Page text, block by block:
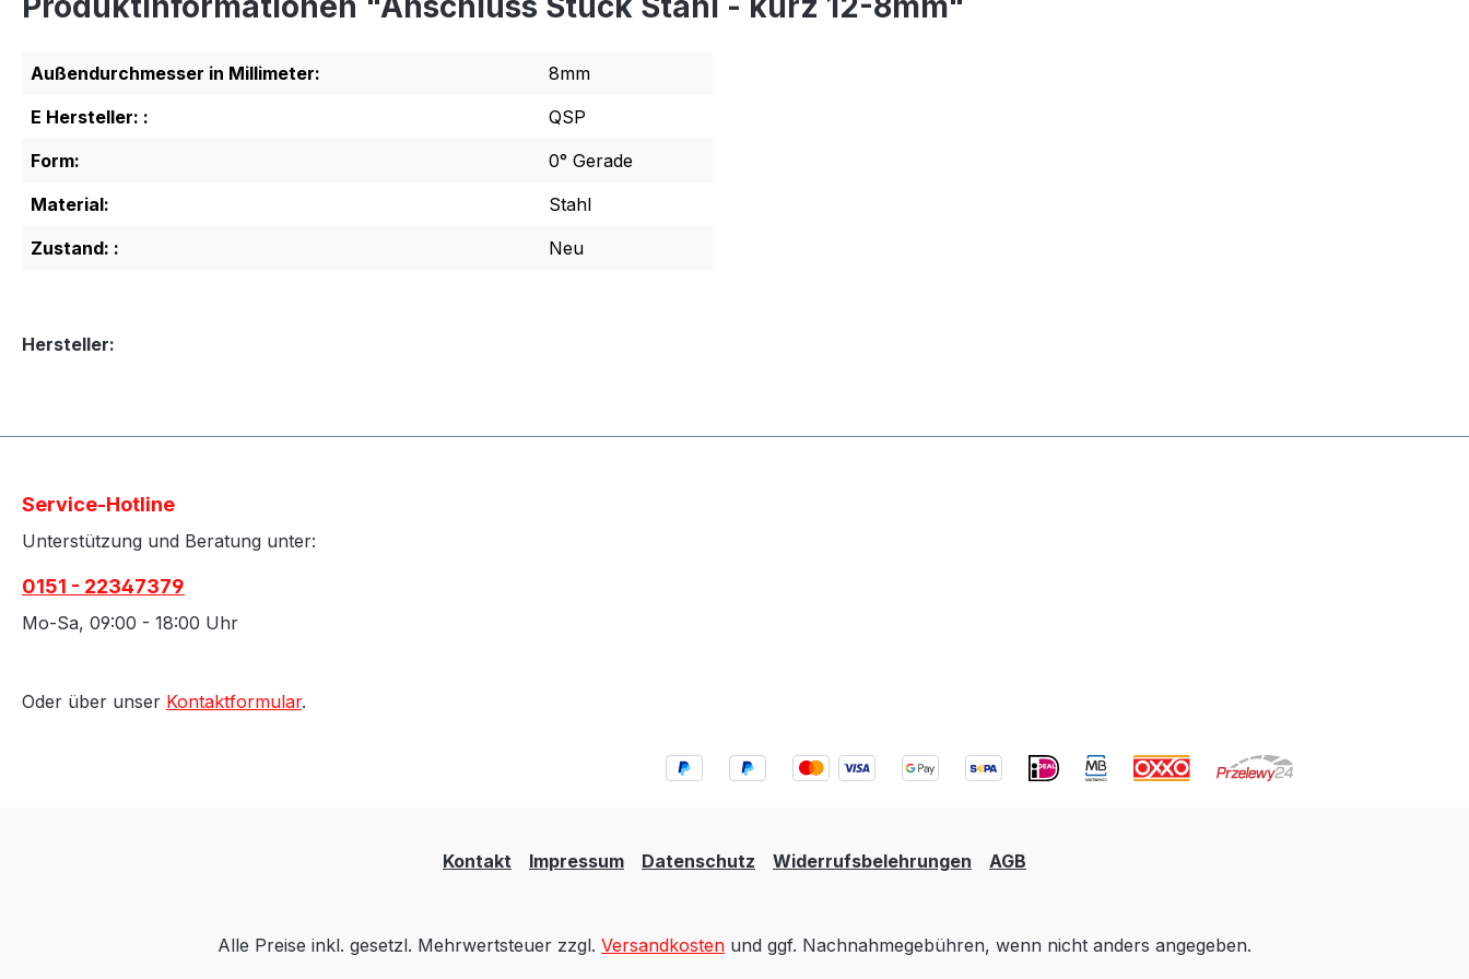
Außendurchmesser in Millimeter:
8mm
E Hersteller: :
QSP
Form:
0° Gerade
Material:
Stahl
Zustand: :
Neu
Hersteller:
Service-Hotline
Unterstützung und Beratung unter:
0151 - 22347379
Mo-Sa, 09:00 - 18:00 Uhr
Oder über unser Kontaktformular.
Kontakt Impressum Datenschutz Widerrufsbelehrungen AGB
Alle Preise inkl. gesetzl. Mehrwertsteuer zzgl. Versandkosten und ggf. Nachnahmegebühren, wenn nicht anders angegeben.